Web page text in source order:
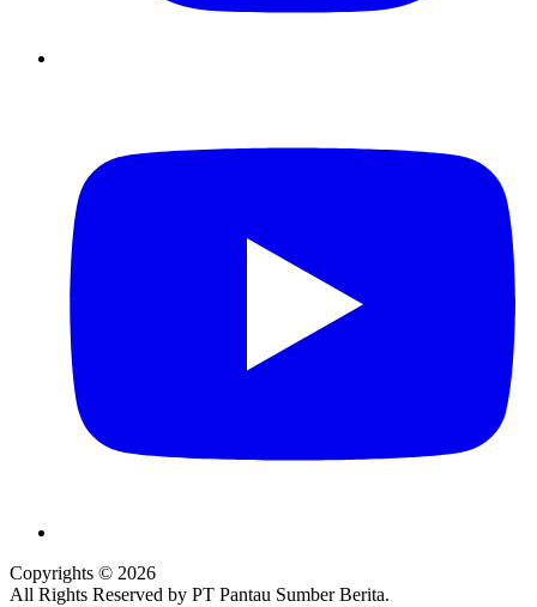
Copyrights © 2026
All Rights Reserved by PT Pantau Sumber Berita.